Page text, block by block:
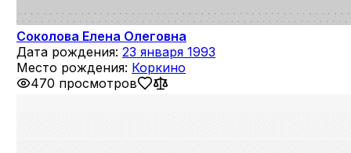
Соколова Елена Олеговна
Дата рождения: 23 января 1993
Место рождения: Коркино
470 просмотров